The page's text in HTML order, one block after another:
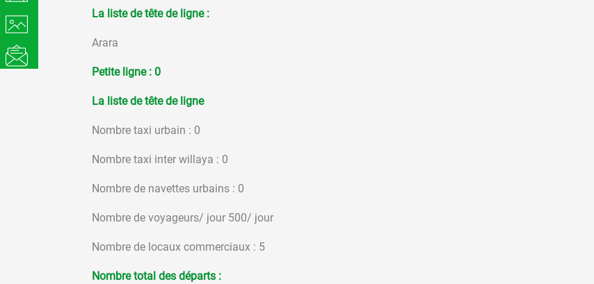
La liste de tête de ligne :
Arara
Petite ligne : 0
La liste de tête de ligne
Nombre taxi urbain : 0
Nombre taxi inter willaya : 0
Nombre de navettes urbains : 0
Nombre de voyageurs/ jour 500/ jour
Nombre de locaux commerciaux : 5
Nombre total des départs :